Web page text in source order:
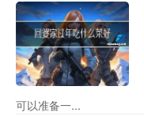
可以准备一...